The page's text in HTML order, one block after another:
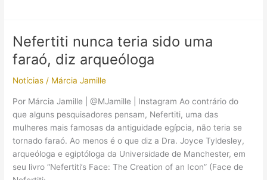
poderá
ser
em
breve:
é
o
que
afirma
arqueólogo
Nefertiti nunca teria sido uma
faraó, diz arqueóloga
Notícias / Márcia Jamille
Por Márcia Jamille | @MJamille | Instagram Ao contrário do
que alguns pesquisadores pensam, Nefertiti, uma das
mulheres mais famosas da antiguidade egípcia, não teria se
tornado faraó. Ao menos é o que diz a Dra. Joyce Tyldesley,
arqueóloga e egiptóloga da Universidade de Manchester, em
seu livro “Nefertiti’s Face: The Creation of an Icon” (Face de